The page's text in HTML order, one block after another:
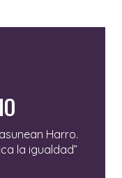
Harro.
la igualdad”